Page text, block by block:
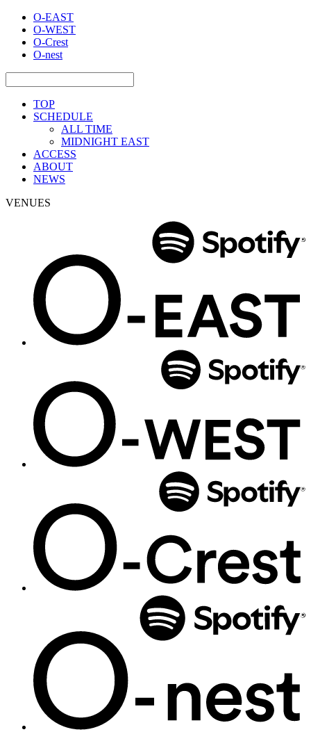
O-EAST
O-WEST
O-Crest
O-nest
TOP
SCHEDULE
ALL TIME
MIDNIGHT EAST
ACCESS
ABOUT
NEWS
VENUES